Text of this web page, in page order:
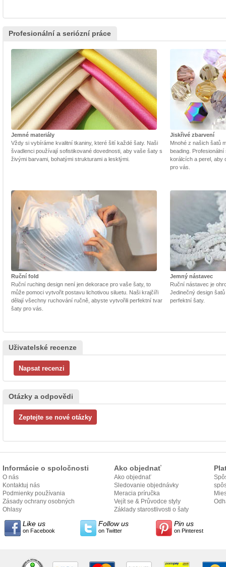
Profesionální a seriózní práce
Jemné materiály
Vždy si vybíráme kvalitní tkaniny, které šití každé šaty. Naši
švadlenci používají sofistikované dovednosti, aby vaše šaty s
živými barvami, bohatými strukturami a lesklými.
Jiskřivé zbarvení
Mnohé z našich šatů
beading.
korálcích a perel, aby
pro vás.
Ruční fold
Ruční ruching design není jen dekorace pro vaše šaty, to
může pomoci vytvořit postavu lichotivou siluetu. Naši krajčíři
dělají všechny ruchování ručně, abyste vytvořili perfektní tvar
šaty pro vás.
Jemný nástavec
Ruční nástavec je
Jedinečný design
perfektní šaty.
Uživatelské recenze
Otázky a odpovědi
Informácie o spoločnosti
O nás
Kontaktuj nás
Podmienky používania
Zásady ochrany osobných
údajov
Ohlasy
Ako objednať
Ako objednať
Sledovanie objednávky
Meracia príručka
Vejít se & Průvodce styly
Základy starostlivosti o šaty
Like us
on Facebook
Follow us
on Twitter
Pin us
on Pinterest